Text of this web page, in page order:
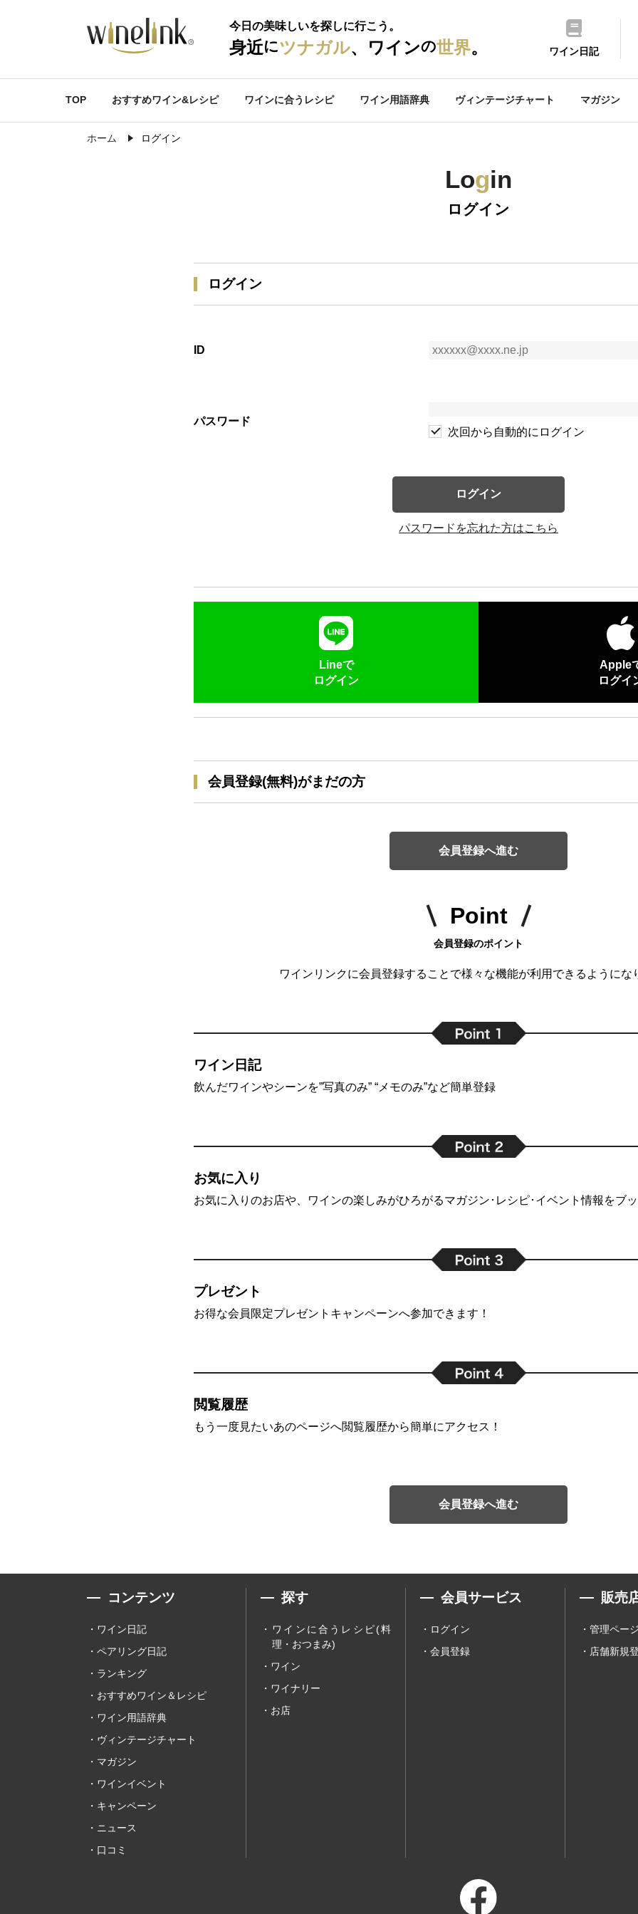
今日の美味しいを探しに行こう。
身近にツナガル、ワインの世界。 ワイン日記
TOP おすすめワイン&レシピ ワインに合うレシピ ワイン用語辞典 ヴィンテージチャート マガジン
ホーム ログイン
Login
ログイン
ログイン
ID
パスワード
次回から自動的にログイン
ログイン
パスワードを忘れた方はこちら
Lineで
ログイン
Apple
ログイ
会員登録(無料)がまだの方
会員登録へ進む
Point
会員登録のポイント
ワインリンクに会員登録することで様々な機能が利用できるようにな
ワイン日記
飲んだワインやシーンを”写真のみ” “メモのみ”など簡単登録
お気に入り
お気に入りのお店や、ワインの楽しみがひろがるマガジン･レシピ･イベント情報をブ
プレゼント
お得な会員限定プレゼントキャンペーンへ参加できます！
閲覧履歴
もう一度見たいあのページへ閲覧履歴から簡単にアクセス！
会員登録へ進む
コンテンツ
ワイン日記
ペアリング日記
ランキング
おすすめワイン＆レシピ
ワイン用語辞典
ヴィンテージチャート
マガジン
ワインイベント
キャンペーン
ニュース
口コミ
探す
ワインに合うレシピ(料
理・おつまみ)
ワイン
ワイナリー
お店
会員サービス
ログイン
会員登録
販売
管理ペー
店舗新規